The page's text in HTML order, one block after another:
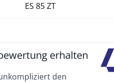
ES 85 ZT
erhalten
den